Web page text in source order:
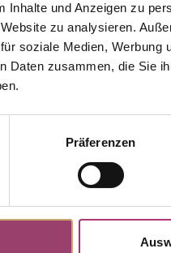
Inhalte und Anzeigen zu
zu analysieren.
soziale Medien,
Daten zusammen, die Sie
Präferenzen
Weitere Stücke aus